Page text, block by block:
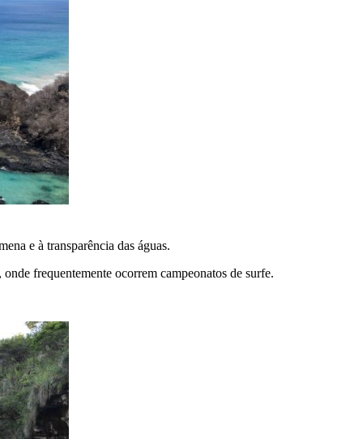
e à transparência das águas.
frequentemente ocorrem campeonatos de surfe.